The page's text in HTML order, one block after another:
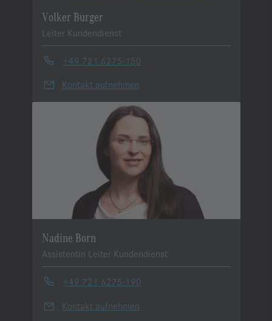
Volker Burger
Leiter Kundendienst
+49 721 6275-150
Kontakt aufnehmen
Nadine Born
Assistentin Leiter Kundendienst
+49 721 6275-190
Kontakt aufnehmen